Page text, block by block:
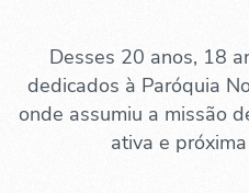
Desses 20 anos, 18
dedicados à Paróquia
onde assumiu a missão
ativa e